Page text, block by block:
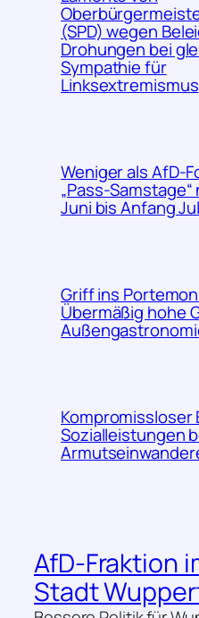
(SPD) wegen
Drohungen bei
Sympathie für
Linksextremismus
Weniger als AfD-
„Pass-
Juni bis Anfang
Griff ins
Übermäßig hohe
Kompromissloser
Sozialleistungen
AfD-Fraktion
Stadt